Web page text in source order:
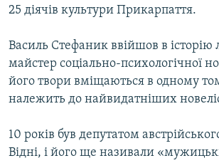
25 діячів культури Прикарпаття.
Василь Стефаник ввійшов в історію
майстер соціально-психологічної
його твори вміщаються в одному
належить до найвидатніших
10 років був депутатом
Відні, і його ще називали